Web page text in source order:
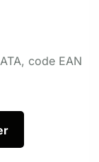
code EAN